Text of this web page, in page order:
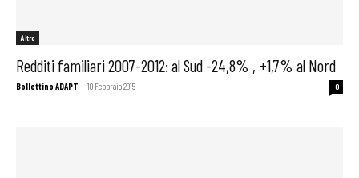
Altro
Redditi familiari 2007-2012: al Sud -24,8% , +1,7% al Nord
Bollettino ADAPT - 10 Febbraio 2015 0